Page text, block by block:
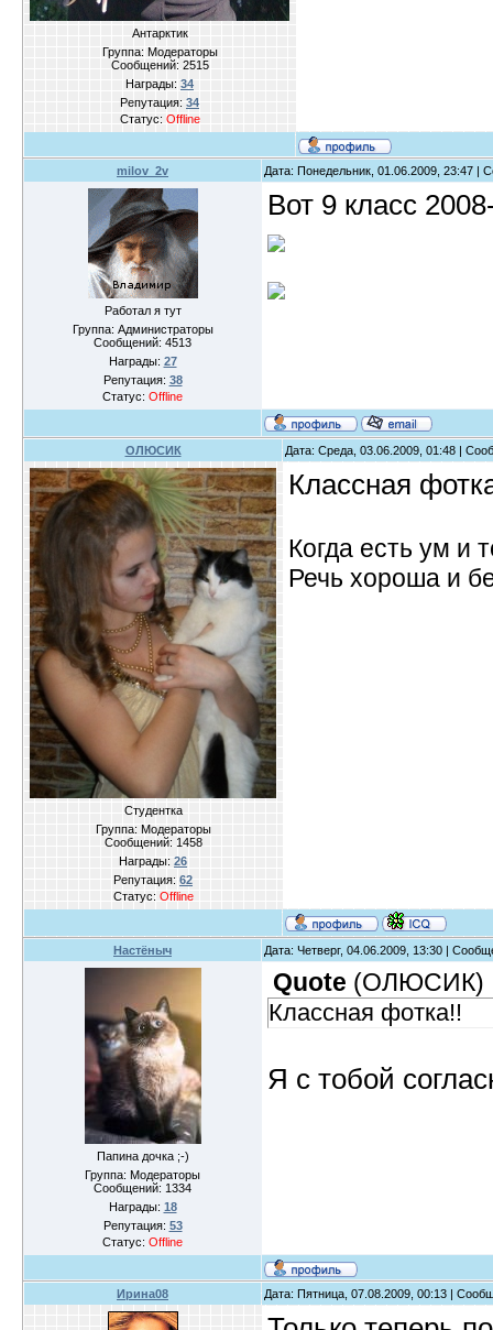
Антарктик
Группа: Модераторы
Сообщений: 2515
Награды: 34
Репутация: 34
Статус: Offline
milov_2v Дата: Понедельник, 01.06.2009, 23:47 |
Работал я тут
Группа: Администраторы
Сообщений: 4513
Награды: 27
Репутация: 38
Статус: Offline
Вот 9 класс
ОЛЮСИК Дата: Среда, 03.06.2009, 01:48 |
Студентка
Группа: Модераторы
Сообщений: 1458
Награды: 26
Репутация: 62
Статус: Offline
Классная
Когда есть ум и
Речь хороша и
Настёныч Дата: Четверг, 04.06.2009, 13:30 |
Папина дочка ;-)
Группа: Модераторы
Сообщений: 1334
Награды: 18
Репутация: 53
Статус: Offline
Quote (ОЛЮСИК)
Классная фотка!!
Я с тобой
Ирина08 Дата: Пятница, 07.08.2009, 00:13 |